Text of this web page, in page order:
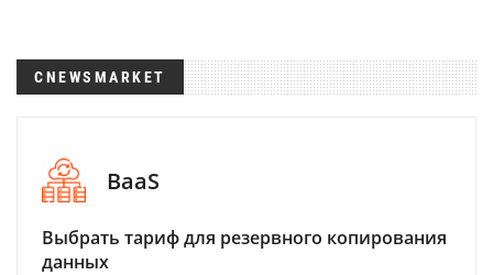
CNEWSMARKET
BaaS
Выбрать тариф для резервного копирования
данных